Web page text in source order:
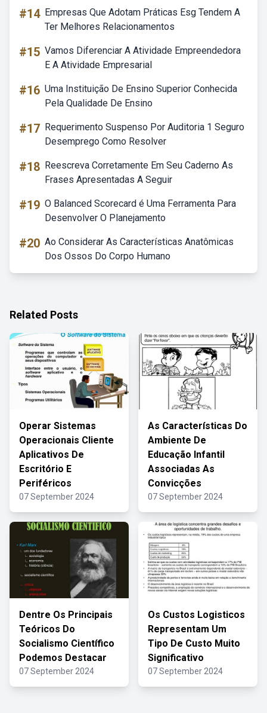
#14 Empresas Que Adotam Práticas Esg Tendem A
Ter Melhores Relacionamentos
#15 Vamos Diferenciar A Atividade Empreendedora
E A Atividade Empresarial
#16 Uma Instituição De Ensino Superior Conhecida
Pela Qualidade De Ensino
#17 Requerimento Suspenso Por Auditoria 1 Seguro
Desemprego Como Resolver
#18 Reescreva Corretamente Em Seu Caderno As
Frases Apresentadas A Seguir
#19 O Balanced Scorecard é Uma Ferramenta Para
Desenvolver O Planejamento
#20 Ao Considerar As Características Anatômicas
Dos Ossos Do Corpo Humano
Related Posts
Operar Sistemas
Operacionais Cliente
Aplicativos De
Escritório E
Periféricos
07 September 2024
As Características Do
Ambiente De
Educação Infantil
Associadas As
Convicções
07 September 2024
Dentre Os Principais
Teóricos Do
Socialismo Científico
Podemos Destacar
07 September 2024
Os Custos Logisticos
Representam Um
Tipo De Custo Muito
Significativo
07 September 2024